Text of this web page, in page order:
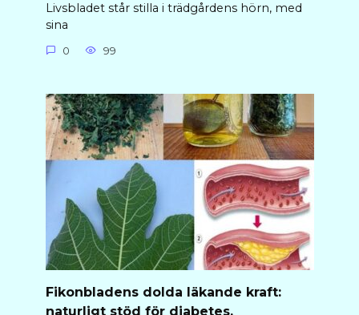
Livsbladet står stilla i trädgårdens hörn, med
sina
0 99
Fikonbladens dolda läkande kraft:
naturligt stöd för diabetes,